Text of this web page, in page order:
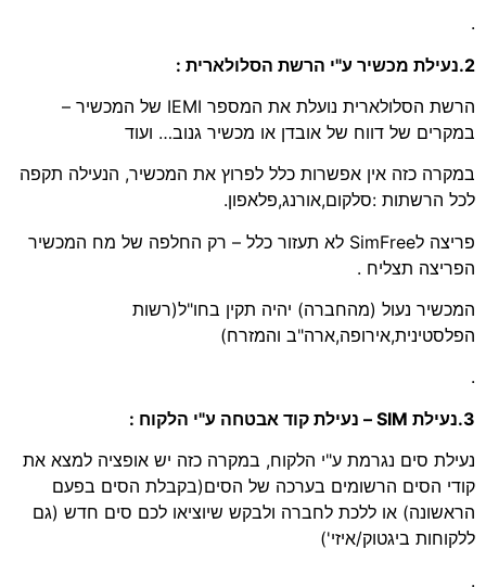
.
2.נעילת מכשיר ע"י הרשת הסלולארית :
הרשת הסלולארית נועלת את המספר IEMI של המכשיר –
במקרים של דווח של אובדן או מכשיר גנוב… ועוד
במקרה כזה אין אפשרות כלל לפרוץ את המכשיר, הנעילה תקפה
לכל הרשתות :סלקום,אורנג,פלאפון.
פריצה לSimFree לא תעזור כלל – רק החלפה של מח המכשיר
הפריצה תצליח .
המכשיר נעול (מהחברה) יהיה תקין בחו"ל(רשות
הפלסטינית,אירופה,ארה"ב והמזרח)
.
3.נעילת SIM – נעילת קוד אבטחה ע"י הלקוח :
נעילת סים נגרמת ע"י הלקוח, במקרה כזה יש אופציה למצא את
קודי הסים הרשומים בערכה של הסים(בקבלת הסים בפעם
הראשונה) או ללכת לחברה ולבקש שיוציאו לכם סים חדש (גם
ללקוחות ביגטוק/איזי')
.